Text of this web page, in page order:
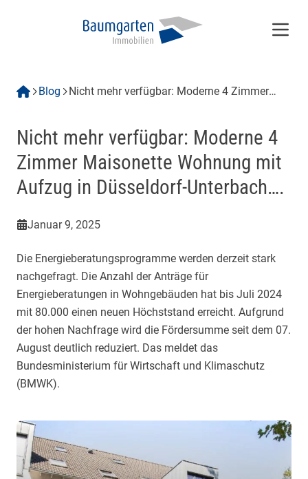
Blog
Nicht mehr verfügbar: Moderne 4 Zimmer
Düsseldorf-Unterbach….
Nicht mehr verfügbar: Moderne 4
Zimmer Maisonette Wohnung mit
Aufzug in Düsseldorf-Unterbach….
Januar 9, 2025
Die Energieberatungsprogramme werden derzeit stark
nachgefragt. Die Anzahl der Anträge für
Energieberatungen in Wohngebäuden hat bis Juli 2024
mit 80.000 einen neuen Höchststand erreicht. Aufgrund
der hohen Nachfrage wird die Fördersumme seit dem 07.
August deutlich reduziert. Das meldet das
Bundesministerium für Wirtschaft und Klimaschutz
(BMWK).